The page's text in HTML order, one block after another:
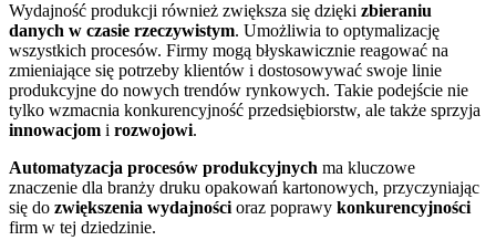
Wydajność produkcji również zwiększa się dzięki zbieraniu
danych w czasie rzeczywistym. Umożliwia to optymalizację
wszystkich procesów. Firmy mogą błyskawicznie reagować na
zmieniające się potrzeby klientów i dostosowywać swoje linie
produkcyjne do nowych trendów rynkowych. Takie podejście nie
tylko wzmacnia konkurencyjność przedsiębiorstw, ale także sprzyja
innowacjom i rozwojowi.
Automatyzacja procesów produkcyjnych ma kluczowe
znaczenie dla branży druku opakowań kartonowych, przyczyniając
się do zwiększenia wydajności oraz poprawy konkurencyjności
firm w tej dziedzinie.